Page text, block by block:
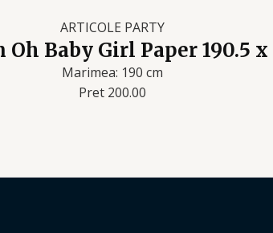
ARTICOLE PARTY
Baby Girl Paper 190.5 x
Marimea: 190 cm
Pret 200.00